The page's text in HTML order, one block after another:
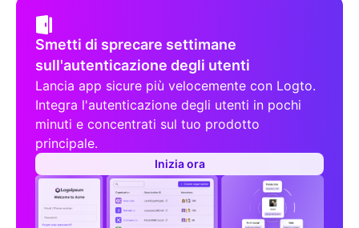
Smetti di sprecare settimane
sull'autenticazione degli utenti
Lancia app sicure più velocemente con Logto.
Integra l'autenticazione degli utenti in pochi
minuti e concentrati sul tuo prodotto
principale.
Inizia ora